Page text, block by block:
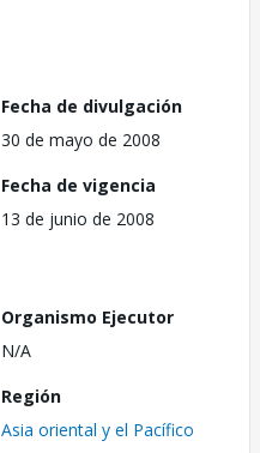
Fecha de divulgación
30 de mayo de 2008
Fecha de vigencia
13 de junio de 2008
Organismo Ejecutor
N/A
Región
Asia oriental y el Pacífico